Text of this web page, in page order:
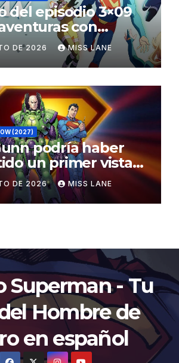
del episodio 3×09
con
DE 2026 MISS LANE
(2027)
podría haber
un primer vistazo
Brainiac
DE 2026 MISS LANE
Superman - Tu
Hombre de
en español